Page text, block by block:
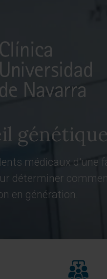
génétique
médicaux d'une
déterminer
en génération.